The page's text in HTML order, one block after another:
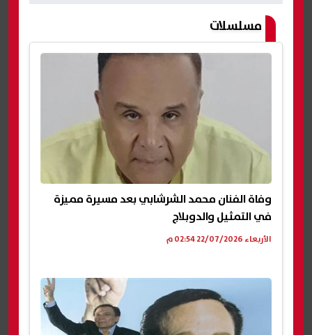
مسلسلات
وفاة الفنان محمد الشرشابي بعد مسيرة مميزة
في التمثيل والدوبلاج
الأربعاء 22/07/2026 02:54 م